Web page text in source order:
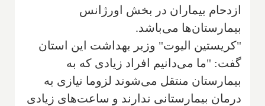
ازدحام بیماران در بخش اورژانس
بیمارستان‌ها می‌باشد.
"کریستین الیوت" وزیر بهداشت این استان
گفت: "ما می‌دانیم افراد زیادی که به
بیمارستان منتقل می‌شوند لزوما نیازی به
درمان بیمارستانی ندارند و ساعت‌های زیادی